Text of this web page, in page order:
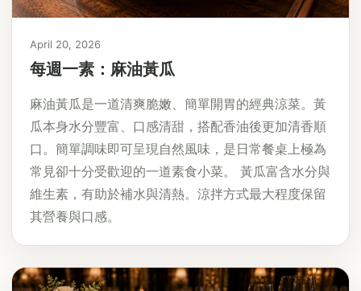
April 20, 2026
每週一素：麻油黃瓜
麻油黃瓜是一道清爽脆嫩、簡單開胃的經典涼菜。黃
瓜本身水分豐富、口感清甜，搭配香油後更加清香順
口。簡單調味即可呈現自然風味，是日常餐桌上極為
常見卻十分受歡迎的一道素食小菜。 黃瓜富含水分與
維生素，有助於補水與清熱。涼拌方式最大程度保留
其營養與口感。